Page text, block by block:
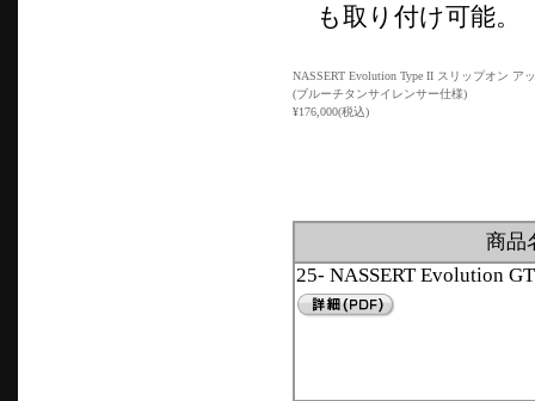
も取り付け可能。
NASSERT Evolution Type II スリップオン ア
(ブルーチタンサイレンサー仕様)
¥176,000(税込)
商品
25- NASSERT Evolution